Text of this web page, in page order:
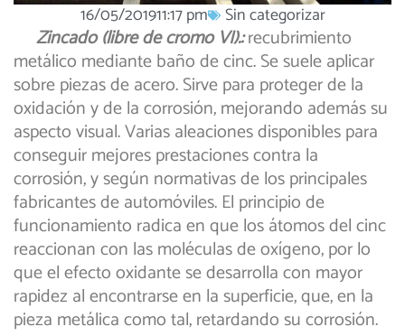
16/05/201911:17 pm Sin categorizar
Zincado (libre de cromo VI).:recubrimiento
metálico mediante baño de cinc. Se suele aplicar
sobre piezas de acero. Sirve para proteger de la
oxidación y de la corrosión, mejorando además su
aspecto visual. Varias aleaciones disponibles para
conseguir mejores prestaciones contra la
corrosión, y según normativas de los principales
fabricantes de automóviles. El principio de
funcionamiento radica en que los átomos del cinc
reaccionan con las moléculas de oxígeno, por lo
que el efecto oxidante se desarrolla con mayor
rapidez al encontrarse en la superficie, que, en la
pieza metálica como tal, retardando su corrosión.